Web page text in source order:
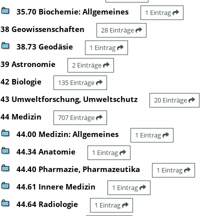
35.70 Biochemie: Allgemeines 1 Eintrag
38 Geowissenschaften 28 Einträge
38.73 Geodäsie 1 Eintrag
39 Astronomie 2 Einträge
42 Biologie 135 Einträge
43 Umweltforschung, Umweltschutz 20 Einträge
44 Medizin 707 Einträge
44.00 Medizin: Allgemeines 1 Eintrag
44.34 Anatomie 1 Eintrag
44.40 Pharmazie, Pharmazeutika 1 Eintrag
44.61 Innere Medizin 1 Eintrag
44.64 Radiologie 1 Eintrag